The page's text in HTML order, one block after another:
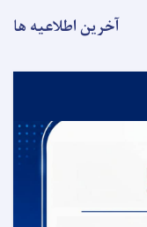
آخرین اطلاعیه ها